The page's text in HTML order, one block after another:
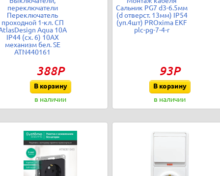
переключатели
Переключатель
проходной 1-кл. СП
Aqua 10А
IP44 (сх. 6) 10AX
механизм бел. SE
ATN440161
388Р
В корзину
в наличии
Сальник PG7 d3-6.5мм
(d отверст. 13мм) IP54
(уп.4шт) PROxima EKF
plc-pg-7-4-r
93Р
В корзину
в наличии